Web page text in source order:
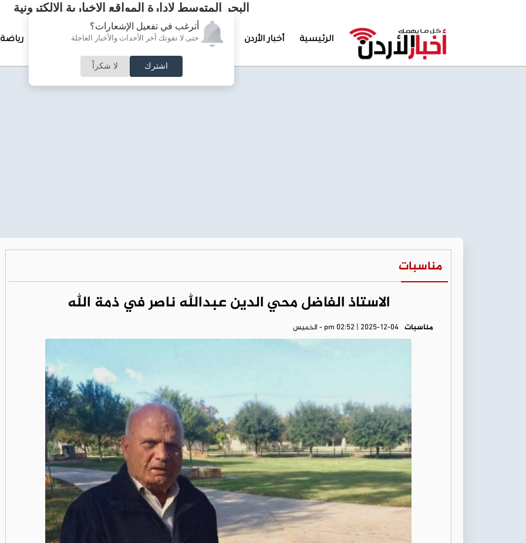
أترغب في تفعيل الإشعارات؟
حتى لا تفوتك آخر الأحداث والأخبار العاجلة
اشترك لا شكراً
البحر المتوسط لإدارة المواقع الإخبارية الالكترونية
الرئيسية أخبار الأردن تغطيات خاصة لقاء الأسبوع جرائم وحوادث رياضة
مناسبات
الاستاذ الفاضل محي الدين عبدالله ناصر في ذمة الله
مناسبات pm 02:52 | 2025-12-04 - الخميس